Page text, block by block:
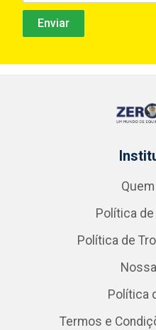
Política
Política de
Política
Termos e